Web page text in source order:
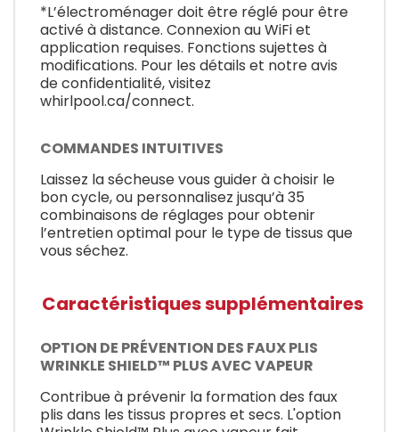
*L’électroménager doit être réglé pour être
activé à distance. Connexion au WiFi et
application requises. Fonctions sujettes à
modifications. Pour les détails et notre avis
de confidentialité, visitez
whirlpool.ca/connect.
COMMANDES INTUITIVES
Laissez la sécheuse vous guider à choisir le
bon cycle, ou personnalisez jusqu’à 35
combinaisons de réglages pour obtenir
l’entretien optimal pour le type de tissus que
vous séchez.
Caractéristiques supplémentaires
OPTION DE PRÉVENTION DES FAUX PLIS
WRINKLE SHIELD™ PLUS AVEC VAPEUR
Contribue à prévenir la formation des faux
plis dans les tissus propres et secs. L'option